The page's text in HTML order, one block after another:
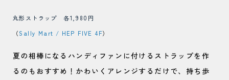
丸形ストラップ 各1,980円
（Sally Mart / HEP FIVE 4F）
夏の相棒になるハンディファンに付けるストラップを作
るのもおすすめ！かわいくアレンジするだけで、持ち歩